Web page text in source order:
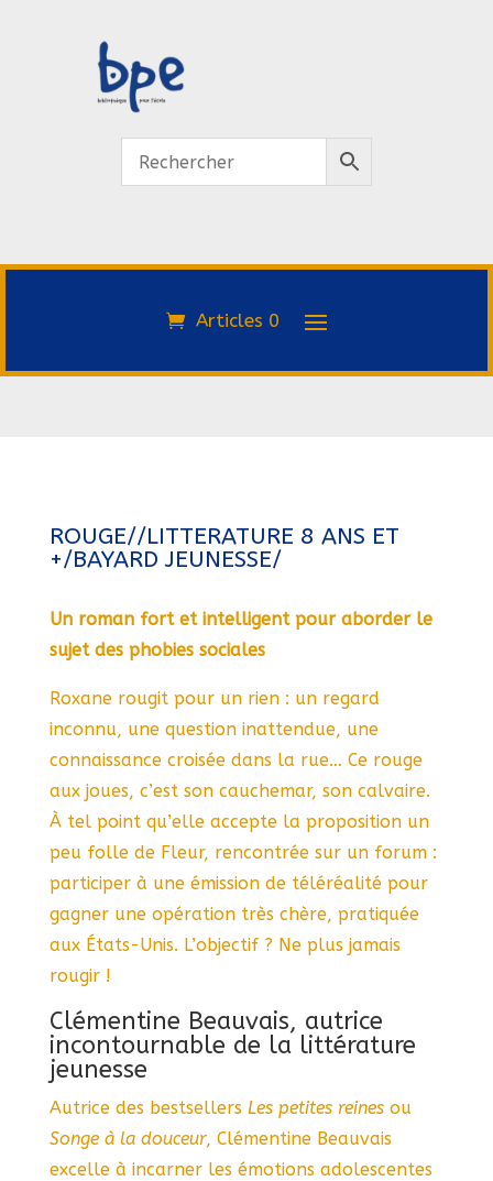
Articles 0
ROUGE//LITTERATURE 8 ANS ET
+/BAYARD JEUNESSE/
Un roman fort et intelligent pour aborder le
sujet des phobies sociales
Roxane rougit pour un rien : un regard
inconnu, une question inattendue, une
connaissance croisée dans la rue… Ce rouge
aux joues, c’est son cauchemar, son calvaire.
À tel point qu’elle accepte la proposition un
peu folle de Fleur, rencontrée sur un forum :
participer à une émission de téléréalité pour
gagner une opération très chère, pratiquée
aux États-Unis. L’objectif ? Ne plus jamais
rougir !
Clémentine Beauvais, autrice
incontournable de la littérature
jeunesse
Autrice des bestsellers Les petites reinesou
Songe à la douceur, Clémentine Beauvais
excelle à incarner les émotions adolescentes